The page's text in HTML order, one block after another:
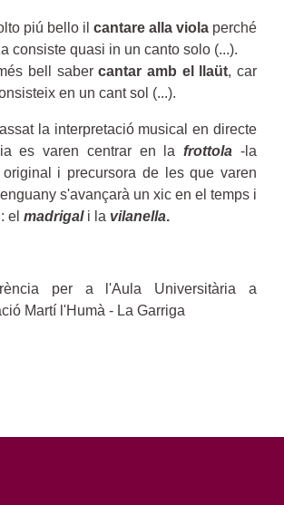
piú bello il cantare alla viola perché
consiste quasi in un canto solo (...).
bell sabercantar amb el llaüt, car
en un cant sol (...).
la interpretació musical en directe
es varen centrar en lafrottola -la
i precursora de les que varen
s'avançarà un xic en el temps i
el madrigali la vilanella.
per a l'Aula Universitària a
Martí l'Humà - La Garriga